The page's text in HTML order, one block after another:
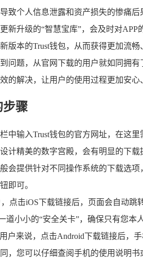
致个人信息泄露和资产损失的惨痛后
新升级的“智慧宝库”，会及时对
版本的Trust钱包，从而获得更加流
问题，从官网下载的用户就如同拥
的解决，让用户的使用过程更加安心
步骤
中输入Trust钱包的官方网址，在这
计精美的数字宫殿，会有明显的下
会提供针对不同操作系统的下载选
即可。
点击iOS下载链接后，页面会自动跳
道小小的“安全关卡”，确保只有您本
户来说，点击Android下载链接后，
，您可以仔细查阅手机的使用说明